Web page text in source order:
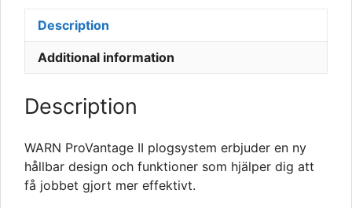
Description
Additional information
Description
WARN ProVantage II plogsystem erbjuder en ny
hållbar design och funktioner som hjälper dig att
få jobbet gjort mer effektivt.